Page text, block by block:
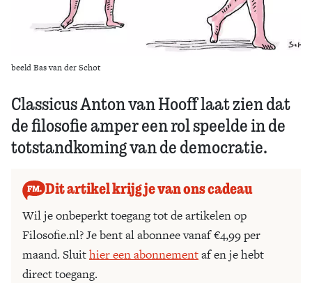
beeld Bas van der Schot
Classicus Anton van Hooff laat zien dat
de filosofie amper een rol speelde in de
totstandkoming van de democratie.
Dit artikel krijg je van ons cadeau
Wil je onbeperkt toegang tot de artikelen op
Filosofie.nl? Je bent al abonnee vanaf €4,99 per
maand. Sluithier een abonnementaf en je hebt
direct toegang.